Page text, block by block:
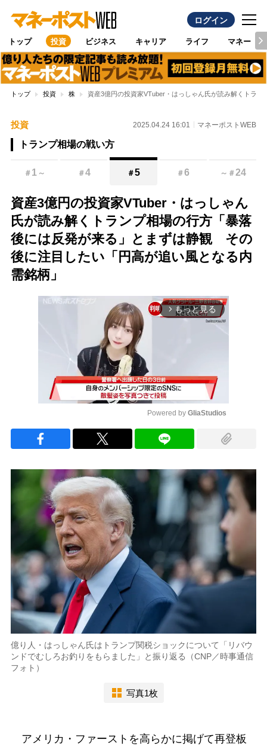
ログイン
トップ 投資 ビジネス キャリア ライフ マネー
トップ 投資 株 資産3億円の投資家VTuber・はっしゃん氏が読み解くトラ
投資 2025.04.24 16:01 マネーポストWEB
トランプ相場の戦い方
＃ 1 ～ ＃4 ＃5 ＃6 ～ ＃24
資産3億円の投資家VTuber・はっしゃん
氏が読み解くトランプ相場の行方「暴落
後には反発が来る」とまずは静観 その
後に注目したい「円高が追い風となる内
需銘柄」
arrow_forward_ios もっと見る
Powered by GliaStudios
億り人・はっしゃん氏はトランプ関税ショックについて「リバウ
ンドでむしろお釣りをもらました」と振り返る（CNP／時事通信
フォト）
写真1枚
アメリカ・ファーストを高らかに掲げて再登板